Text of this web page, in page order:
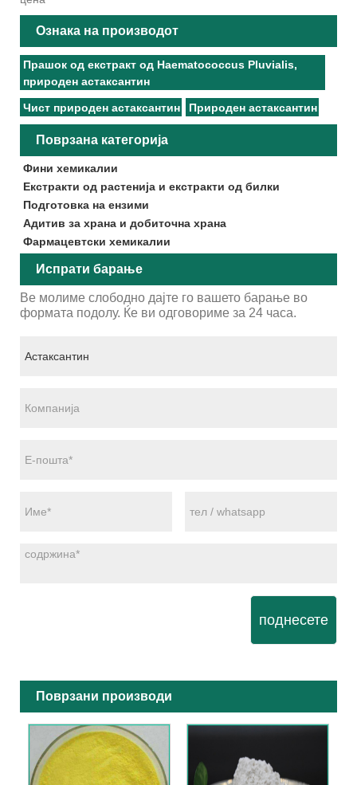
Ознака на производот
Прашок од екстракт од Haematococcus Pluvialis,
природен астаксантин
Чист природен астаксантин Природен астаксантин
Поврзана категорија
Фини хемикалии
Екстракти од растенија и екстракти од билки
Подготовка на ензими
Адитив за храна и добиточна храна
Фармацевтски хемикалии
Испрати барање
Ве молиме слободно дајте го вашето барање во
формата подолу. Ќе ви одговориме за 24 часа.
поднесете
Поврзани производи